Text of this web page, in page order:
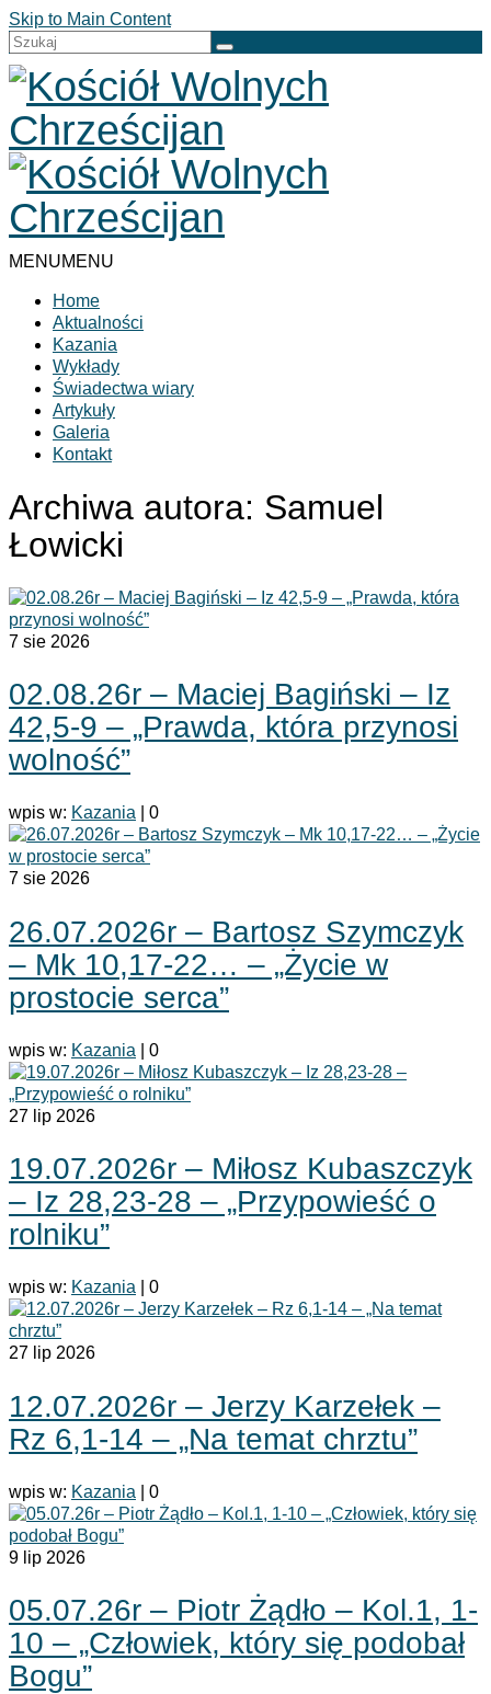
Skip to Main Content
Szuklaj
w:
MENUMENU
Home
Aktualności
Kazania
Wykłady
Świadectwa wiary
Artykuły
Galeria
Kontakt
Archiwa autora: Samuel
Łowicki
7 sie 2026
02.08.26r – Maciej Bagiński – Iz
42,5-9 – „Prawda, która przynosi
wolność”
wpis w: Kazania 0
7 sie 2026
26.07.2026r – Bartosz Szymczyk
– Mk 10,17-22… – „Życie w
prostocie serca”
wpis w: Kazania 0
27 lip 2026
19.07.2026r – Miłosz Kubaszczyk
– Iz 28,23-28 – „Przypowieść o
rolniku”
wpis w: Kazania 0
27 lip 2026
12.07.2026r – Jerzy Karzełek –
Rz 6,1-14 – „Na temat chrztu”
wpis w: Kazania 0
9 lip 2026
05.07.26r – Piotr Żądło – Kol.1, 1-
10 – „Człowiek, który się podobał
Bogu”